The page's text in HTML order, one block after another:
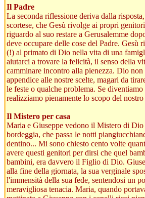
Il Padre
La seconda riflessione deriva dalla
scortese, che Gesù rivolge ai propri
riguardo al suo restare a Gerusalemme
deve occupare delle cose del Padre. Gesù
(!) al primato di Dio nella vita di una
aiutarci a trovare la felicità, il senso della
camminare incontro alla pienezza. Dio non
appendice alle nostre scelte, magari da
le feste o qualche problema. Se
realizziamo pienamente lo scopo del nostro
Il Mistero per casa
Maria e Giuseppe vedono il Mistero di Dio
bordeggia, che passa le notti
dentino... Mi sono chiesto cento volte
avere questi genitori per dirsi che quel
bambini, era davvero il Figlio di Dio.
alla fine della giornata, la sua verginale
l'immensità della sua fede, sentendosi un
meravigliosa tenacia. Maria, quando